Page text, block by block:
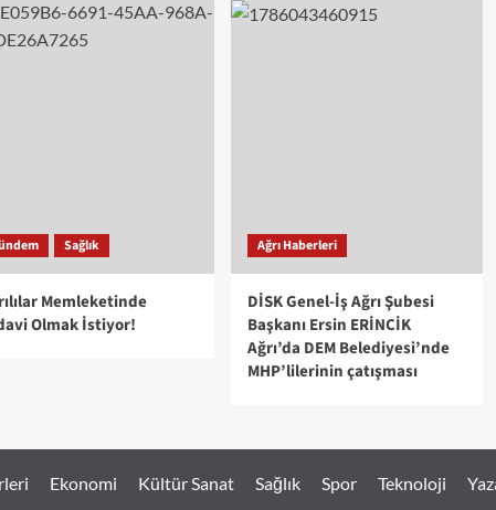
Sağlık
Memleketinde
Olmak İstiyor!
Ağrı Haberleri
DİSK Genel-İş Ağrı Şubesi
Başkanı Ersin ERİNCİK
Ağrı’da DEM Belediyesi’nde
MHP’lilerinin çatışması
Ekonomi Kültür Sanat Sağlık Spor Teknoloji